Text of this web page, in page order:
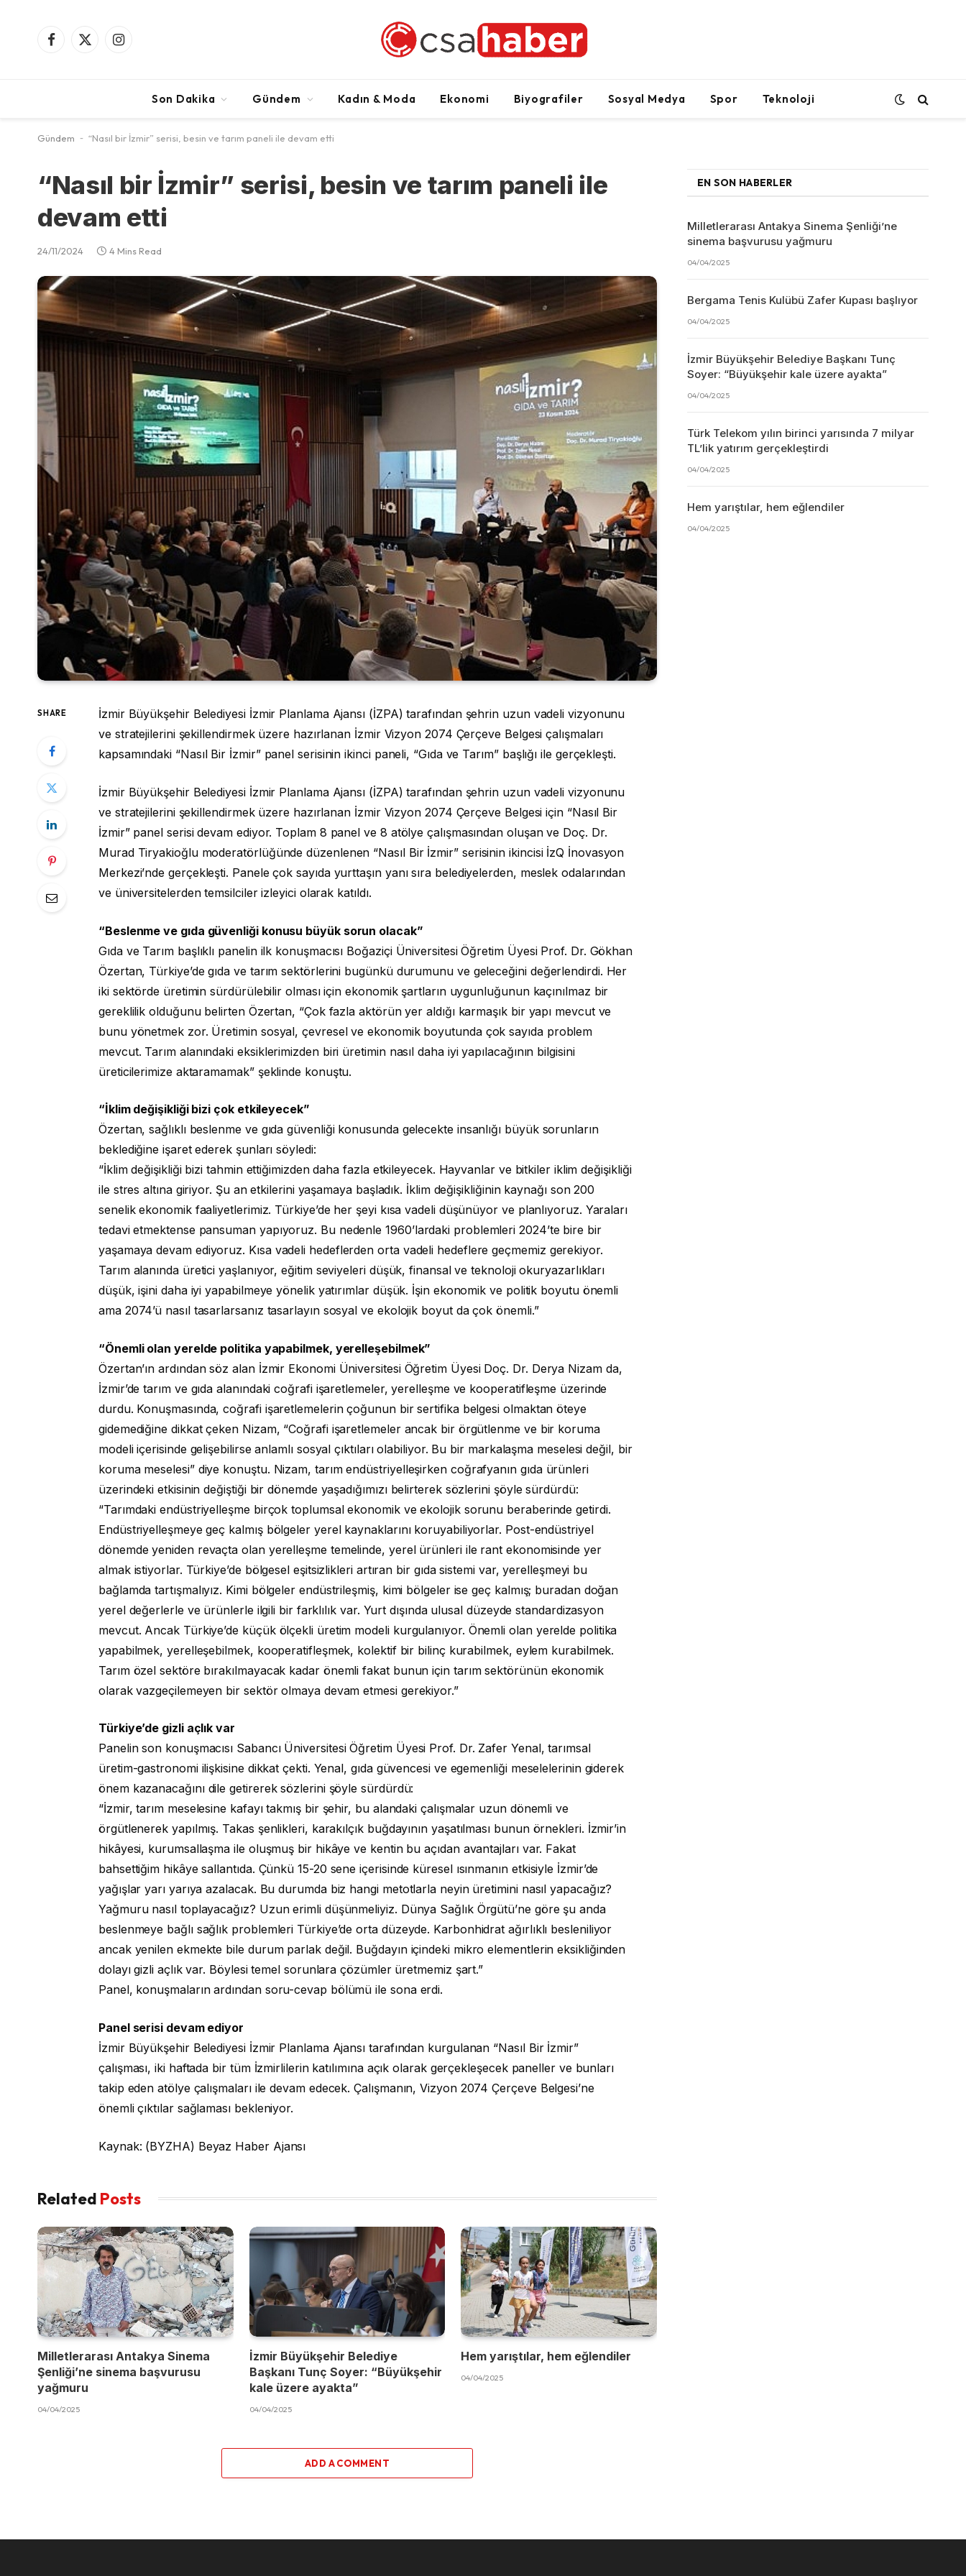
Facebook
X
Instagram
Son Dakika Gündem Kadın & Moda Ekonomi Biyografiler Sosyal Medya Spor Teknoloji
Gündem - “Nasıl bir İzmir” serisi, besin ve tarım paneli ile devam etti
“Nasıl bir İzmir” serisi, besin ve tarım paneli ile
devam etti
24/11/2024 4 Mins Read
SHARE
İzmir Büyükşehir Belediyesi İzmir Planlama Ajansı (İZPA) tarafından şehrin uzun vadeli vizyonunu
ve stratejilerini şekillendirmek üzere hazırlanan İzmir Vizyon 2074 Çerçeve Belgesi çalışmaları
kapsamındaki “Nasıl Bir İzmir” panel serisinin ikinci paneli, “Gıda ve Tarım” başlığı ile gerçekleşti.
İzmir Büyükşehir Belediyesi İzmir Planlama Ajansı (İZPA) tarafından şehrin uzun vadeli vizyonunu
ve stratejilerini şekillendirmek üzere hazırlanan İzmir Vizyon 2074 Çerçeve Belgesi için “Nasıl Bir
İzmir” panel serisi devam ediyor. Toplam 8 panel ve 8 atölye çalışmasından oluşan ve Doç. Dr.
Murad Tiryakioğlu moderatörlüğünde düzenlenen “Nasıl Bir İzmir” serisinin ikincisi İzQ İnovasyon
Merkezi’nde gerçekleşti. Panele çok sayıda yurttaşın yanı sıra belediyelerden, meslek odalarından
ve üniversitelerden temsilciler izleyici olarak katıldı.
“Beslenme ve gıda güvenliği konusu büyük sorun olacak”
Gıda ve Tarım başlıklı panelin ilk konuşmacısı Boğaziçi Üniversitesi Öğretim Üyesi Prof. Dr. Gökhan
Özertan, Türkiye’de gıda ve tarım sektörlerini bugünkü durumunu ve geleceğini değerlendirdi. Her
iki sektörde üretimin sürdürülebilir olması için ekonomik şartların uygunluğunun kaçınılmaz bir
gereklilik olduğunu belirten Özertan, “Çok fazla aktörün yer aldığı karmaşık bir yapı mevcut ve
bunu yönetmek zor. Üretimin sosyal, çevresel ve ekonomik boyutunda çok sayıda problem
mevcut. Tarım alanındaki eksiklerimizden biri üretimin nasıl daha iyi yapılacağının bilgisini
üreticilerimize aktaramamak” şeklinde konuştu.
“İklim değişikliği bizi çok etkileyecek”
Özertan, sağlıklı beslenme ve gıda güvenliği konusunda gelecekte insanlığı büyük sorunların
beklediğine işaret ederek şunları söyledi:
“İklim değişikliği bizi tahmin ettiğimizden daha fazla etkileyecek. Hayvanlar ve bitkiler iklim değişikliği
ile stres altına giriyor. Şu an etkilerini yaşamaya başladık. İklim değişikliğinin kaynağı son 200
senelik ekonomik faaliyetlerimiz. Türkiye’de her şeyi kısa vadeli düşünüyor ve planlıyoruz. Yaraları
tedavi etmektense pansuman yapıyoruz. Bu nedenle 1960’lardaki problemleri 2024’te bire bir
yaşamaya devam ediyoruz. Kısa vadeli hedeflerden orta vadeli hedeflere geçmemiz gerekiyor.
Tarım alanında üretici yaşlanıyor, eğitim seviyeleri düşük, finansal ve teknoloji okuryazarlıkları
düşük, işini daha iyi yapabilmeye yönelik yatırımlar düşük. İşin ekonomik ve politik boyutu önemli
ama 2074’ü nasıl tasarlarsanız tasarlayın sosyal ve ekolojik boyut da çok önemli.”
“Önemli olan yerelde politika yapabilmek, yerelleşebilmek”
Özertan’ın ardından söz alan İzmir Ekonomi Üniversitesi Öğretim Üyesi Doç. Dr. Derya Nizam da,
İzmir’de tarım ve gıda alanındaki coğrafi işaretlemeler, yerelleşme ve kooperatifleşme üzerinde
durdu. Konuşmasında, coğrafi işaretlemelerin çoğunun bir sertifika belgesi olmaktan öteye
gidemediğine dikkat çeken Nizam, “Coğrafi işaretlemeler ancak bir örgütlenme ve bir koruma
modeli içerisinde gelişebilirse anlamlı sosyal çıktıları olabiliyor. Bu bir markalaşma meselesi değil, bir
koruma meselesi” diye konuştu. Nizam, tarım endüstriyelleşirken coğrafyanın gıda ürünleri
üzerindeki etkisinin değiştiği bir dönemde yaşadığımızı belirterek sözlerini şöyle sürdürdü:
“Tarımdaki endüstriyelleşme birçok toplumsal ekonomik ve ekolojik sorunu beraberinde getirdi.
Endüstriyelleşmeye geç kalmış bölgeler yerel kaynaklarını koruyabiliyorlar. Post-endüstriyel
dönemde yeniden revaçta olan yerelleşme temelinde, yerel ürünleri ile rant ekonomisinde yer
almak istiyorlar. Türkiye’de bölgesel eşitsizlikleri artıran bir gıda sistemi var, yerelleşmeyi bu
bağlamda tartışmalıyız. Kimi bölgeler endüstrileşmiş, kimi bölgeler ise geç kalmış; buradan doğan
yerel değerlerle ve ürünlerle ilgili bir farklılık var. Yurt dışında ulusal düzeyde standardizasyon
mevcut. Ancak Türkiye’de küçük ölçekli üretim modeli kurgulanıyor. Önemli olan yerelde politika
yapabilmek, yerelleşebilmek, kooperatifleşmek, kolektif bir bilinç kurabilmek, eylem kurabilmek.
Tarım özel sektöre bırakılmayacak kadar önemli fakat bunun için tarım sektörünün ekonomik
olarak vazgeçilemeyen bir sektör olmaya devam etmesi gerekiyor.”
Türkiye’de gizli açlık var
Panelin son konuşmacısı Sabancı Üniversitesi Öğretim Üyesi Prof. Dr. Zafer Yenal, tarımsal
üretim-gastronomi ilişkisine dikkat çekti. Yenal, gıda güvencesi ve egemenliği meselelerinin giderek
önem kazanacağını dile getirerek sözlerini şöyle sürdürdü:
“İzmir, tarım meselesine kafayı takmış bir şehir, bu alandaki çalışmalar uzun dönemli ve
örgütlenerek yapılmış. Takas şenlikleri, karakılçık buğdayının yaşatılması bunun örnekleri. İzmir’in
hikâyesi, kurumsallaşma ile oluşmuş bir hikâye ve kentin bu açıdan avantajları var. Fakat
bahsettiğim hikâye sallantıda. Çünkü 15-20 sene içerisinde küresel ısınmanın etkisiyle İzmir’de
yağışlar yarı yarıya azalacak. Bu durumda biz hangi metotlarla neyin üretimini nasıl yapacağız?
Yağmuru nasıl toplayacağız? Uzun erimli düşünmeliyiz. Dünya Sağlık Örgütü’ne göre şu anda
beslenmeye bağlı sağlık problemleri Türkiye’de orta düzeyde. Karbonhidrat ağırlıklı besleniliyor
ancak yenilen ekmekte bile durum parlak değil. Buğdayın içindeki mikro elementlerin eksikliğinden
dolayı gizli açlık var. Böylesi temel sorunlara çözümler üretmemiz şart.”
Panel, konuşmaların ardından soru-cevap bölümü ile sona erdi.
Panel serisi devam ediyor
İzmir Büyükşehir Belediyesi İzmir Planlama Ajansı tarafından kurgulanan “Nasıl Bir İzmir”
çalışması, iki haftada bir tüm İzmirlilerin katılımına açık olarak gerçekleşecek paneller ve bunları
takip eden atölye çalışmaları ile devam edecek. Çalışmanın, Vizyon 2074 Çerçeve Belgesi’ne
önemli çıktılar sağlaması bekleniyor.
Kaynak: (BYZHA) Beyaz Haber Ajansı
Related Posts
Milletlerarası Antakya Sinema
Şenliği’ne sinema başvurusu
yağmuru
04/04/2025
İzmir Büyükşehir Belediye
Başkanı Tunç Soyer: “Büyükşehir
kale üzere ayakta”
04/04/2025
Hem yarıştılar, hem eğlendiler
04/04/2025
ADD A COMMENT
EN SON HABERLER
Milletlerarası Antakya Sinema Şenliği’ne
sinema başvurusu yağmuru
04/04/2025
Bergama Tenis Kulübü Zafer Kupası başlıyor
04/04/2025
İzmir Büyükşehir Belediye Başkanı Tunç
Soyer: “Büyükşehir kale üzere ayakta”
04/04/2025
Türk Telekom yılın birinci yarısında 7 milyar
TL’lik yatırım gerçekleştirdi
04/04/2025
Hem yarıştılar, hem eğlendiler
04/04/2025